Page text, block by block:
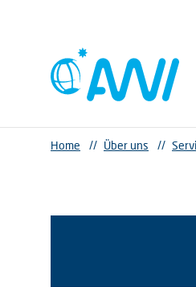
Home // Über uns //